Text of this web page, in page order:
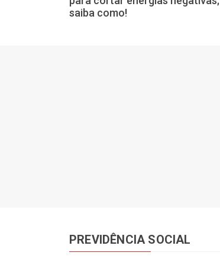
saiba como!
PREVIDÊNCIA SOCIAL